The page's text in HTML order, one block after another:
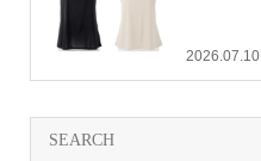
2026.07.10